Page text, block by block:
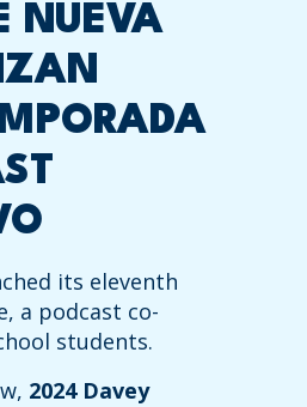
NUEVA
its eleventh
a podcast co-
students.
2024 Davey